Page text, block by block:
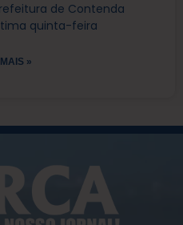
de Contenda
quinta-feira
»